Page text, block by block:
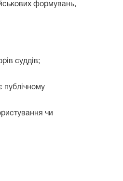
формувань,
суддів;
публічному
чи